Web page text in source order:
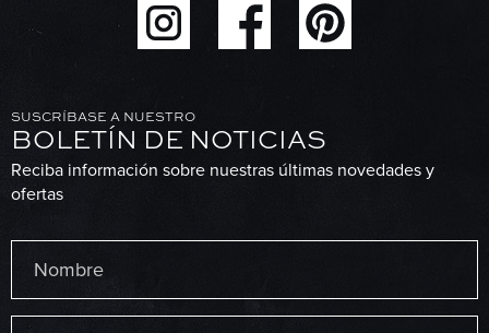
SUSCRÍBASE A NUESTRO
BOLETÍN DE NOTICIAS
Reciba información sobre nuestras últimas novedades y
ofertas
Primero